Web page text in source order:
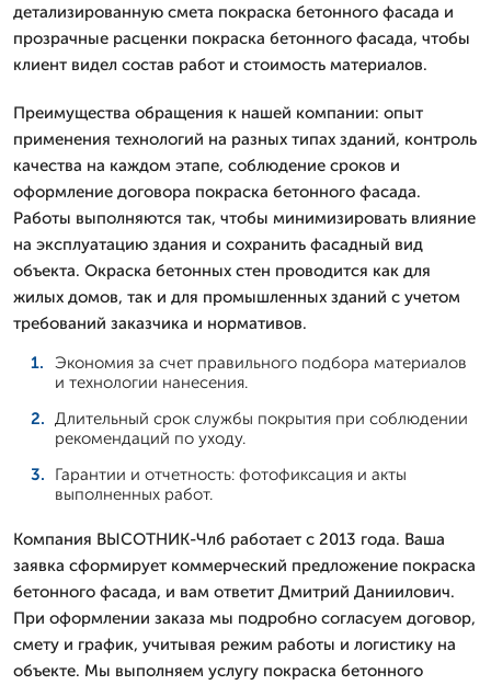
детализированную смета покраска бетонного фасада и
прозрачные расценки покраска бетонного фасада, чтобы
клиент видел состав работ и стоимость материалов.
Преимущества обращения к нашей компании: опыт
применения технологий на разных типах зданий, контроль
качества на каждом этапе, соблюдение сроков и
оформление договора покраска бетонного фасада.
Работы выполняются так, чтобы минимизировать влияние
на эксплуатацию здания и сохранить фасадный вид
объекта. Окраска бетонных стен проводится как для
жилых домов, так и для промышленных зданий с учетом
требований заказчика и нормативов.
Экономия за счет правильного подбора материалов
и технологии нанесения.
Длительный срок службы покрытия при соблюдении
рекомендаций по уходу.
Гарантии и отчетность: фотофиксация и акты
выполненных работ.
Компания ВЫСОТНИК-Члб работает с 2013 года. Ваша
заявка сформирует коммерческий предложение покраска
бетонного фасада, и вам ответит Дмитpий Даниилович.
При оформлении заказа мы подробно согласуем договор,
смету и график, учитывая режим работы и логистику на
объекте. Мы выполняем услугу покраска бетонного